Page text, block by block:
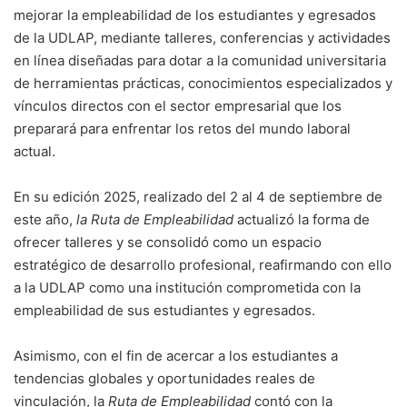
mejorar la empleabilidad de los estudiantes y egresados
de la UDLAP, mediante talleres, conferencias y actividades
en línea diseñadas para dotar a la comunidad universitaria
de herramientas prácticas, conocimientos especializados y
vínculos directos con el sector empresarial que los
preparará para enfrentar los retos del mundo laboral
actual.
En su edición 2025, realizado del 2 al 4 de septiembre de
este año, la Ruta de Empleabilidad actualizó la forma de
ofrecer talleres y se consolidó como un espacio
estratégico de desarrollo profesional, reafirmando con ello
a la UDLAP como una institución comprometida con la
empleabilidad de sus estudiantes y egresados.
Asimismo, con el fin de acercar a los estudiantes a
tendencias globales y oportunidades reales de
vinculación, la Ruta de Empleabilidad contó con la